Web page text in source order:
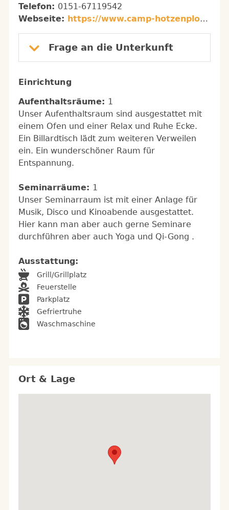
Telefon: 0151-67119542
Webseite:
https://www.camp-hotzenplotz.de
Frage an die Unterkunft
Einrichtung
Aufenthaltsräume: 1
Unser Aufenthaltsraum sind ausgestattet mit
einem Ofen und einer Relax und Ruhe Ecke.
Ein Billardtisch lädt zum weiteren Verweilen
ein. Ein wunderschöner Raum für
Entspannung.
Seminarräume: 1
Unser Seminarraum ist mit einer Anlage für
Musik, Disco und Kinoabende ausgestattet.
Hier kann man aber auch gerne Seminare
durchführen aber auch Yoga und Qi-Gong .
Ausstattung:
Grill/Grillplatz
Feuerstelle
Parkplatz
Gefriertruhe
Waschmaschine
Ort & Lage